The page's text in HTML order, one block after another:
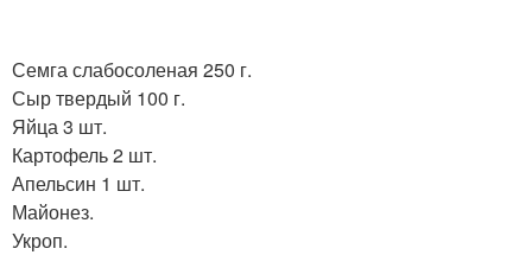
Семга слабосоленая 250 г.
Сыр твердый 100 г.
Яйца 3 шт.
Картофель 2 шт.
Апельсин 1 шт.
Майонез.
Укроп.